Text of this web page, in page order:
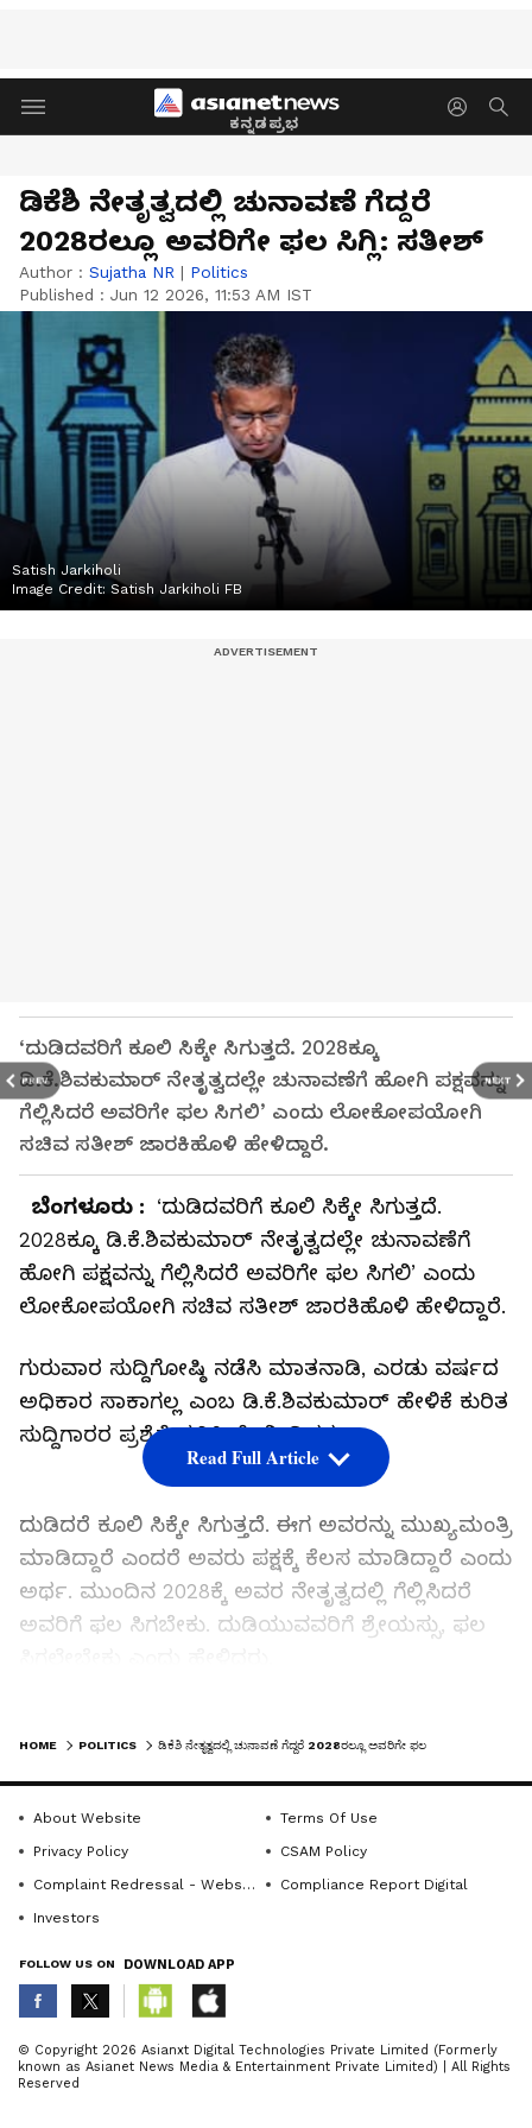
ಕನ್ನಡಪ್ರಭ
PREV NEXT
ಡಿಕೆಶಿ ನೇತೃತ್ವದಲ್ಲಿ ಚುನಾವಣೆ ಗೆದ್ದರೆ
2028ರಲ್ಲೂ ಅವರಿಗೇ ಫಲ ಸಿಗ್ಲಿ: ಸತೀಶ್‌
Author : Sujatha NR | Politics
Published : Jun 12 2026, 11:53 AM IST
Satish Jarkiholi
Image Credit: Satish Jarkiholi FB
‘ದುಡಿದವರಿಗೆ ಕೂಲಿ ಸಿಕ್ಕೇ ಸಿಗುತ್ತದೆ. 2028ಕ್ಕೂ
ಡಿ.ಕೆ.ಶಿವಕುಮಾರ್‌ ನೇತೃತ್ವದಲ್ಲೇ ಚುನಾವಣೆಗೆ ಹೋಗಿ ಪಕ್ಷವನ್ನು
ಗೆಲ್ಲಿಸಿದರೆ ಅವರಿಗೇ ಫಲ ಸಿಗಲಿ’ ಎಂದು ಲೋಕೋಪಯೋಗಿ
ಸಚಿವ ಸತೀಶ್ ಜಾರಕಿಹೊಳಿ ಹೇಳಿದ್ದಾರೆ.
ಬೆಂಗಳೂರು : ‘ದುಡಿದವರಿಗೆ ಕೂಲಿ ಸಿಕ್ಕೇ ಸಿಗುತ್ತದೆ.
2028ಕ್ಕೂ ಡಿ.ಕೆ.ಶಿವಕುಮಾರ್‌ ನೇತೃತ್ವದಲ್ಲೇ ಚುನಾವಣೆಗೆ
ಹೋಗಿ ಪಕ್ಷವನ್ನು ಗೆಲ್ಲಿಸಿದರೆ ಅವರಿಗೇ ಫಲ ಸಿಗಲಿ’ ಎಂದು
ಲೋಕೋಪಯೋಗಿ ಸಚಿವ ಸತೀಶ್ ಜಾರಕಿಹೊಳಿ ಹೇಳಿದ್ದಾರೆ.
ಗುರುವಾರ ಸುದ್ದಿಗೋಷ್ಠಿ ನಡೆಸಿ ಮಾತನಾಡಿ, ಎರಡು ವರ್ಷದ
ಅಧಿಕಾರ ಸಾಕಾಗಲ್ಲ ಎಂಬ ಡಿ.ಕೆ.ಶಿವಕುಮಾರ್‌ ಹೇಳಿಕೆ ಕುರಿತ
ಸುದ್ದಿಗಾರರ ಪ್ರಶ್ನೆಗೆ ಪ್ರತಿಕ್ರಿಯೆ ನೀಡಿದರು.
ದುಡಿದರೆ ಕೂಲಿ ಸಿಕ್ಕೇ ಸಿಗುತ್ತದೆ. ಈಗ ಅವರನ್ನು ಮುಖ್ಯಮಂತ್ರಿ
ಮಾಡಿದ್ದಾರೆ ಎಂದರೆ ಅವರು ಪಕ್ಷಕ್ಕೆ ಕೆಲಸ ಮಾಡಿದ್ದಾರೆ ಎಂದು
ಅರ್ಥ. ಮುಂದಿನ 2028ಕ್ಕೆ ಅವರ ನೇತೃತ್ವದಲ್ಲಿ ಗೆಲ್ಲಿಸಿದರೆ
ಅವರಿಗೆ ಫಲ ಸಿಗಬೇಕು. ದುಡಿಯುವವರಿಗೆ ಶ್ರೇಯಸ್ಸು, ಫಲ
Related Articles
ಅಂಬಿಕಾ ವಿದ್ಯಾಲಯ ಸಿಬಿಎಸ್‌ಇ ಸಂಸ್ಥೆಯಲ್ಲಿ
ವಿದ್ಯಾರ್ಥಿ ಚುನಾವಣೆ
Read Full Article
ABOUT THE AUTHOR
SN Sujatha NR
HOME POLITICS
About Website
Terms Of Use
Privacy Policy
CSAM Policy
Complaint Redressal - Website
Compliance Report Digital
Investors
FOLLOW US ON DOWNLOAD APP
© Copyright 2026 Asianxt Digital Technologies Private Limited (Formerly
known as Asianet News Media & Entertainment Private Limited) | All Rights
Reserved